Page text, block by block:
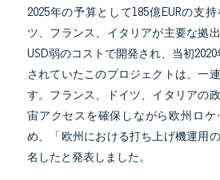
2025年の予算として185億EURの支
ツ、フランス、イタリアが主要な拠
USD弱のコストで開発され、当初
されていたこのプロジェクトは、一
す。フランス、ドイツ、イタリアの
宙アクセスを確保しながら欧州ロ
め、「欧州における打ち上げ機運用
名したと発表しました。